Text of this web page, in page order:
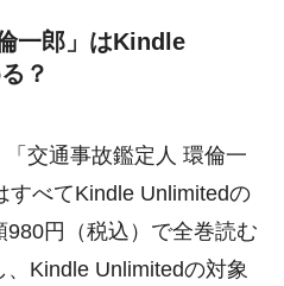
一郎」はKindle
？
交通事故鑑定人 環倫一
すべてKindle Unlimitedの
円（税込）で全巻読む
Kindle Unlimitedの対象